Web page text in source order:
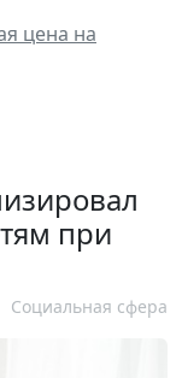
цена на
при
Социальная сфера